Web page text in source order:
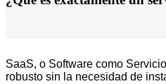
SaaS, o Software como
robusto sin la necesidad de